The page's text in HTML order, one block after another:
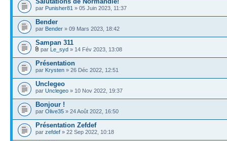
par Punisher81 » 05 Juin 2023, 11:37
Bender
par Bender » 09 Mars 2023, 18:42
Sampan 311
par Le_syd » 14 Fév 2023, 13:08
Présentation
par Krysten » 26 Déc 2022, 12:51
Unclegeo
par Unclegeo » 10 Nov 2022, 19:37
Bonjour !
par Olive35 » 24 Août 2022, 16:50
Présentation Zefdef
par zefdef » 22 Sep 2022, 10:18